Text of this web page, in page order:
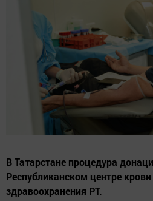
В Татарстане процедура
Республиканском центре
здравоохранения РТ.